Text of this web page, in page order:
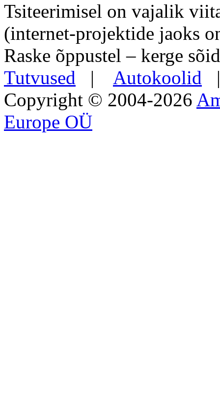
Tsiteerimisel on vajalik
(internet-projektide jaoks
Raske õppustel – kerge
Tutvused | Autokoolid
Copyright © 2004-2026
Europe OÜ